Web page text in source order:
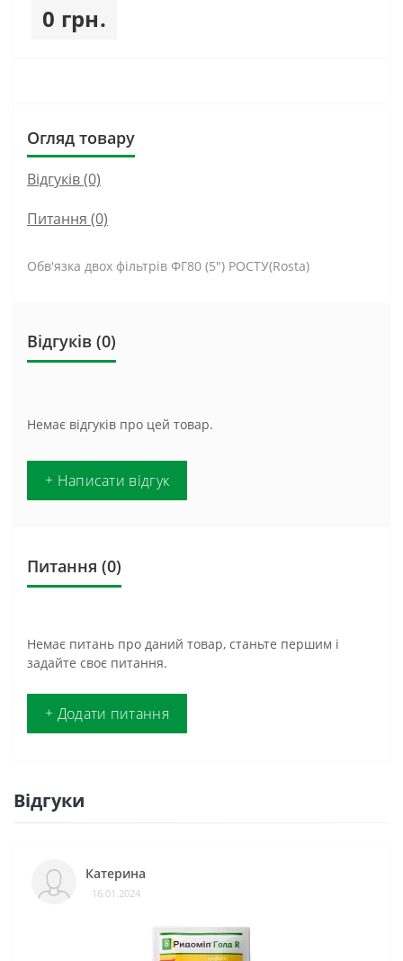
0 грн.
Огляд товару
Відгуків (0)
Питання (0)
Обв'язка двох фільтрів ФГ80 (5") РОСТУ(Rosta)
Відгуків (0)
Немає відгуків про цей товар.
+ Написати відгук
Питання (0)
Немає питань про даний товар, станьте першим і
задайте своє питання.
+ Додати питання
Відгуки
Катерина
16.01.2024